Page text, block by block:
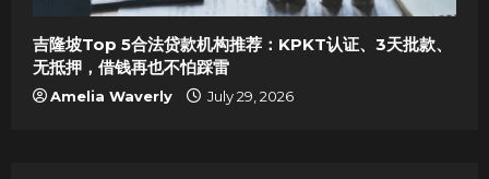
吉隆坡Top 5合法贷款机构推荐：KPKT认证、3天批款、
无抵押，借钱再也不怕踩雷
Amelia Waverly July 29, 2026